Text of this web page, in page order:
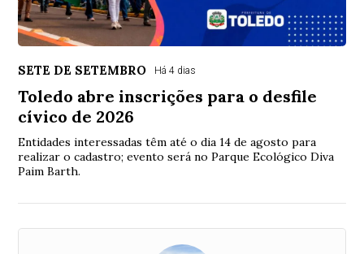
SETE DE SETEMBRO Há 4 dias
Toledo abre inscrições para o desfile
cívico de 2026
Entidades interessadas têm até o dia 14 de agosto para
realizar o cadastro; evento será no Parque Ecológico Diva
Paim Barth.